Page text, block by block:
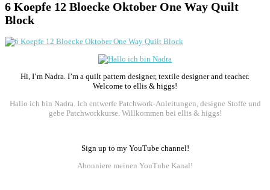
6 Koepfe 12 Bloecke Oktober One Way Quilt
Block
Sidebar
Hi, I’m Nadra. I’m a quilt pattern designer, textile designer and teacher.
Welcome to ellis & higgs!
Hallo ich bin Nadra. Ich entwerfe Patchwork-Anleitungen, designe Stoffe und
gebe Patchworkkurse. Willkommen bei ellis & higgs!
Sign up to my YouTube channel!
Abonniere meinen YouTube Kanal!